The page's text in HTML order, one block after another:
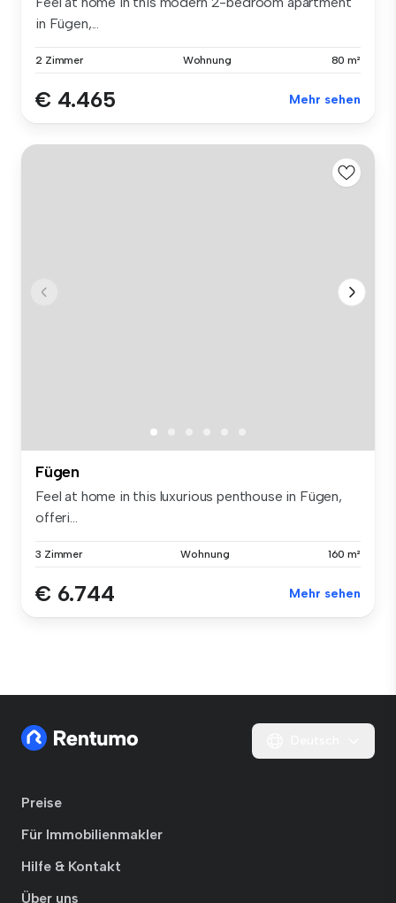
in Fügen,...
2 Zimmer Wohnung 80 m²
€ 4.465 Mehr sehen
Fügen
Feel at home in this luxurious penthouse in Fügen,
offeri...
3 Zimmer Wohnung 160 m²
€ 6.744 Mehr sehen
Preise
Für Immobilienmakler
Hilfe & Kontakt
Über uns